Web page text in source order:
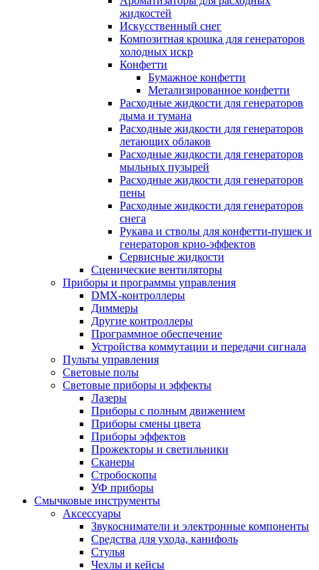
жидкостей
Искусственный снег
Композитная крошка для генераторов
холодных искр
Конфетти
Бумажное конфетти
Метализированное конфетти
Расходные жидкости для генераторов
дыма и тумана
Расходные жидкости для генераторов
летающих облаков
Расходные жидкости для генераторов
мыльных пузырей
Расходные жидкости для генераторов
пены
Расходные жидкости для генераторов
снега
Рукава и стволы для конфетти-пушек и
генераторов крио-эффектов
Сервисные жидкости
Сценические вентиляторы
Приборы и программы управления
DMX-контроллеры
Диммеры
Другие контроллеры
Программное обеспечение
Устройства коммутации и передачи сигнала
Пульты управления
Световые полы
Световые приборы и эффекты
Лазеры
Приборы с полным движением
Приборы смены цвета
Приборы эффектов
Прожекторы и светильники
Сканеры
Стробоскопы
УФ приборы
Смычковые инструменты
Аксессуары
Звукосниматели и электронные компоненты
Средства для ухода, канифоль
Стулья
Чехлы и кейсы